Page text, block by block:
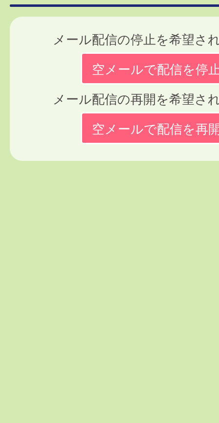
メール配信の停止を希望さ
空メールで配信を停
メール配信の再開を希望さ
空メールで配信を再